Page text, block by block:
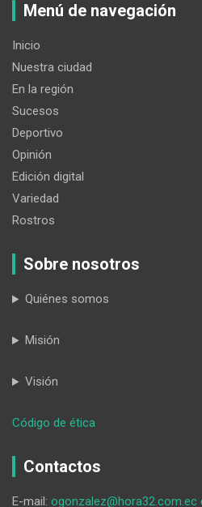
Menú de navegación
Inicio
Nuestra ciudad
En la región
Sucesos
Deportivo
Opinión
Edición digital
Variedad
Rostros
Sobre nosotros
Quiénes somos
Misión
Visión
Código de ética
15
Contactos
E-mail: ogonzalez@hora32.com.ec